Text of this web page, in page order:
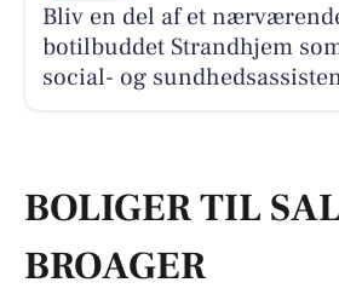
Bliv en del af et
botilbuddet Strandhjem
social- og
BOLIGER TIL
BROAGER